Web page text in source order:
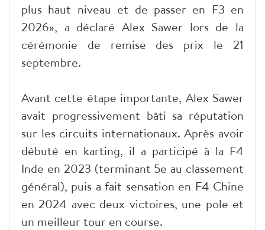
plus haut niveau et de passer en F3 en
2026», a déclaré Alex Sawer lors de la
cérémonie de remise des prix le 21
septembre.
Avant cette étape importante, Alex Sawer
avait progressivement bâti sa réputation
sur les circuits internationaux. Après avoir
débuté en karting, il a participé à la F4
Inde en 2023 (terminant 5e au classement
général), puis a fait sensation en F4 Chine
en 2024 avec deux victoires, une pole et
un meilleur tour en course.